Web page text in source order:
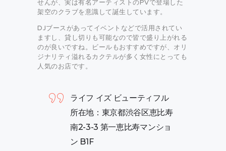
せんが、実は有名アーティストのPVで登場した
架空のクラブを意識して誕生しています。
DJブースがあってイベントなどで活用されてい
ますし、貸し切りも可能なので皆で盛り上がれる
のが良いですね。ビールもおすすめですが、オリ
ジナリティ溢れるカクテルが多く女性にとっても
人気のお店です。
ライフ イズ ビューティフル
所在地：東京都渋谷区恵比寿
南2-3-3 第一恵比寿マンショ
ン B1F